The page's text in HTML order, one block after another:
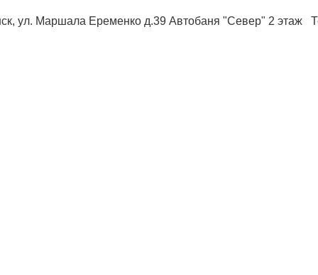
ул. Маршала Еременко д.39 Автобаня "Север" 2 этаж